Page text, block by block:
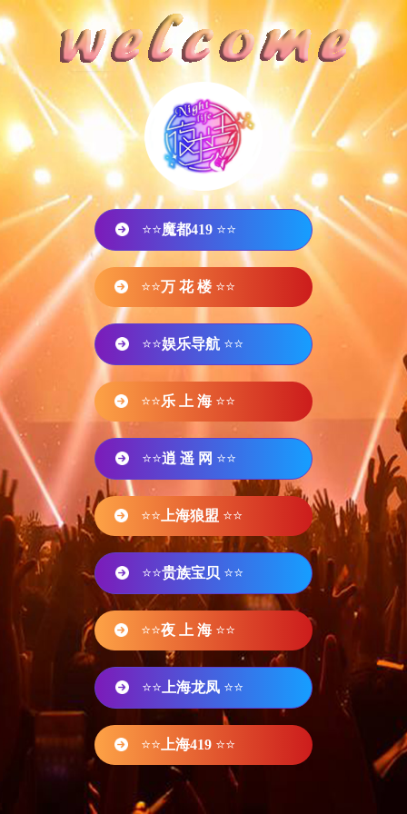
⭐⭐魔都419 ⭐⭐
⭐⭐万 花 楼 ⭐⭐
⭐⭐娱乐导航 ⭐⭐
⭐⭐乐 上 海 ⭐⭐
⭐⭐逍 遥 网 ⭐⭐
⭐⭐ 上海狼盟 ⭐⭐
⭐⭐贵族宝贝 ⭐⭐
⭐⭐夜 上 海 ⭐⭐
⭐⭐ 上海龙凤 ⭐⭐
⭐⭐ 上海419 ⭐⭐